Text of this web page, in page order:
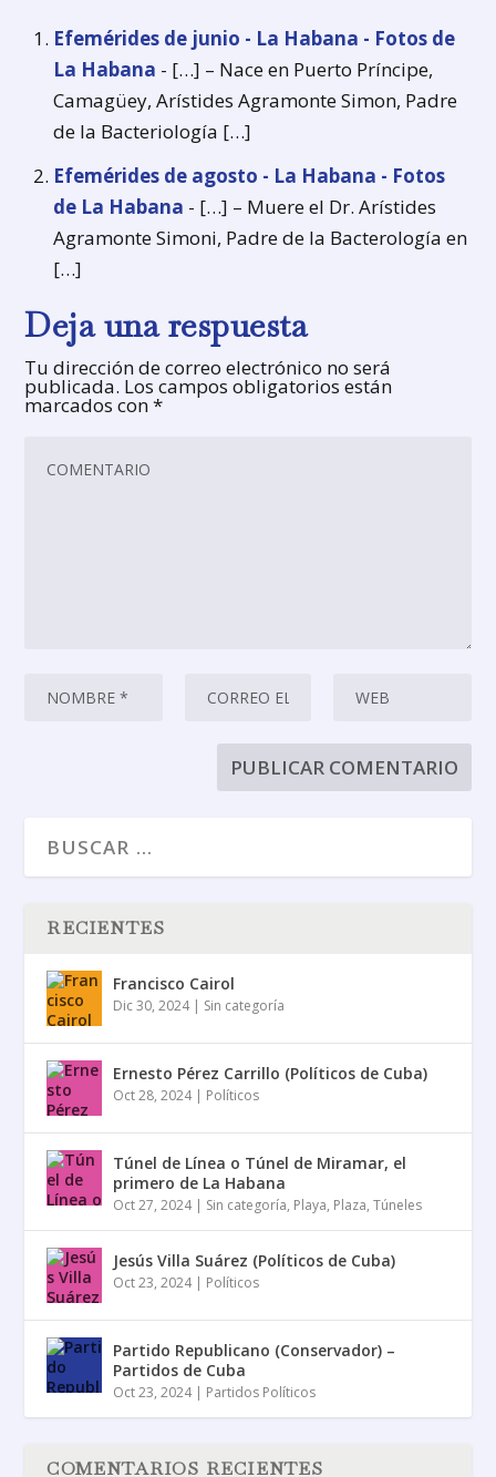
Efemérides de junio - La Habana - Fotos de
La Habana - […] – Nace en Puerto Príncipe,
Camagüey, Arístides Agramonte Simon, Padre
de la Bacteriología […]
Efemérides de agosto - La Habana - Fotos
de La Habana - […] – Muere el Dr. Arístides
Agramonte Simoni, Padre de la Bacterología en
[…]
Deja una respuesta
Tu dirección de correo electrónico no será
publicada. Los campos obligatorios están
marcados con*
RECIENTES
Francisco Cairol
Dic 30, 2024| Sin categoría
Ernesto Pérez Carrillo (Políticos de Cuba)
Oct 28, 2024| Políticos
Túnel de Línea o Túnel de Miramar, el
primero de La Habana
Oct 27, 2024| Sin categoría, Playa, Plaza,Túneles
Jesús Villa Suárez (Políticos de Cuba)
Oct 23, 2024| Políticos
Partido Republicano (Conservador) –
Partidos de Cuba
Oct 23, 2024| Partidos Políticos
COMENTARIOS RECIENTES